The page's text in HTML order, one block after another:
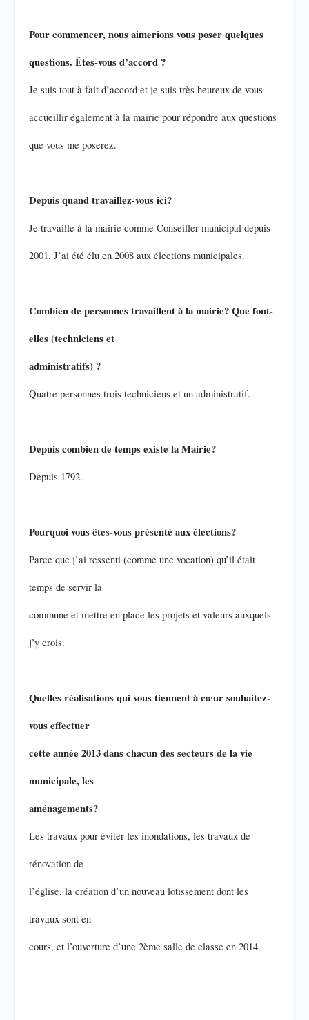
Pour commencer, nous aimerions vous poser quelques
questions. Êtes-vous d’accord ?
Je suis tout à fait d’accord et je suis très heureux de vous
accueillir également à la mairie pour répondre aux questions
que vous me poserez.
Depuis quand travaillez-vous ici?
Je travaille à la mairie comme Conseiller municipal depuis
2001. J’ai été élu en 2008 aux élections municipales.
Combien de personnes travaillent à la mairie? Que font-
elles (techniciens et
administratifs) ?
Quatre personnes trois techniciens et un administratif.
Depuis combien de temps existe la Mairie?
Depuis 1792.
Pourquoi vous êtes-vous présenté aux élections?
Parce que j’ai ressenti (comme une vocation) qu’il était
temps de servir la
commune et mettre en place les projets et valeurs auxquels
j’y crois.
Quelles réalisations qui vous tiennent à cœur souhaitez-
vous effectuer
cette année 2013 dans chacun des secteurs de la vie
municipale, les
aménagements?
Les travaux pour éviter les inondations, les travaux de
rénovation de
l’église, la création d’un nouveau lotissement dont les
travaux sont en
cours, et l’ouverture d’une 2ème salle de classe en 2014.